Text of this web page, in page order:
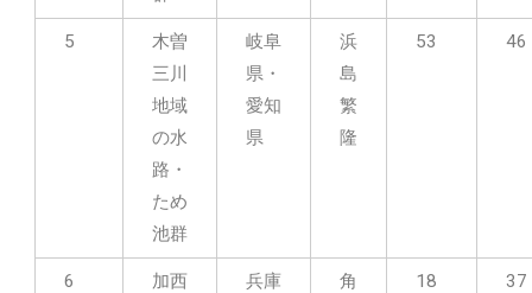
5
木曽
三川
地域
の水
路・
ため
池群
岐阜
県・
愛知
県
浜
島
繁
隆
53 46
6
加西
兵庫
角
18 37